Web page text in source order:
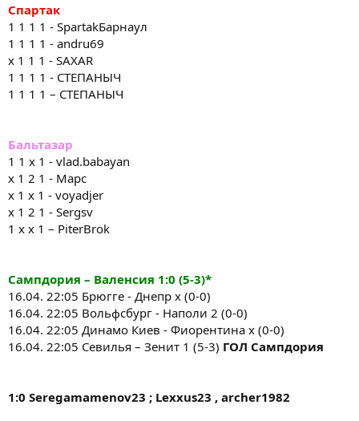
Спартак
1 1 1 1 - SpartakБарнаул
1 1 1 1 - andru69
x 1 1 1 - SAXAR
1 1 1 1 - СТЕПАНЫЧ
1 1 1 1 – СТЕПАНЫЧ
Бальтазар
1 1 x 1 - vlad.babayan
x 1 2 1 - Марс
x 1 x 1 - voyadjer
x 1 2 1 - Sergsv
1 x x 1 – PiterBrok
Сампдория – Валенсия 1:0 (5-3)*
16.04. 22:05 Брюгге - Днепр х (0-0)
16.04. 22:05 Вольфсбург - Наполи 2 (0-0)
16.04. 22:05 Динамо Киев - Фиорентина х (0-0)
16.04. 22:05 Севилья – Зенит 1 (5-3) ГОЛ Сампдория
1:0 Seregamamenov23 ; Lexxus23 , archer1982